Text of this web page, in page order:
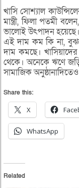
খাসি সোশ্যাল
মান্ত্রী, ফিলা পতমী
ভালোই উৎপাদন হয়েছে।
এই দাম কম কি না,
দাম কমছে।
থেকে। অনেকে ঋণে
সামাজিক
Share this:
X
WhatsApp
Related